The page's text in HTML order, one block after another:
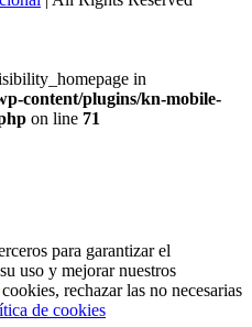
in
content/plugins/kn-mobile-
on line 71
para garantizar el
uso y mejorar nuestros
rechazar las no necesarias
de cookies